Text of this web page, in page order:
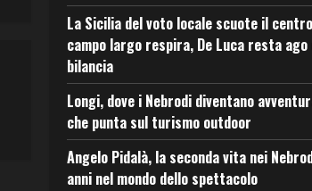
La Sicilia del voto locale scuote il
campo largo respira, De Luca resta ago
bilancia
Longi, dove i Nebrodi diventano
che punta sul turismo outdoor
Angelo Pidalà, la seconda vita nei
anni nel mondo dello spettacolo